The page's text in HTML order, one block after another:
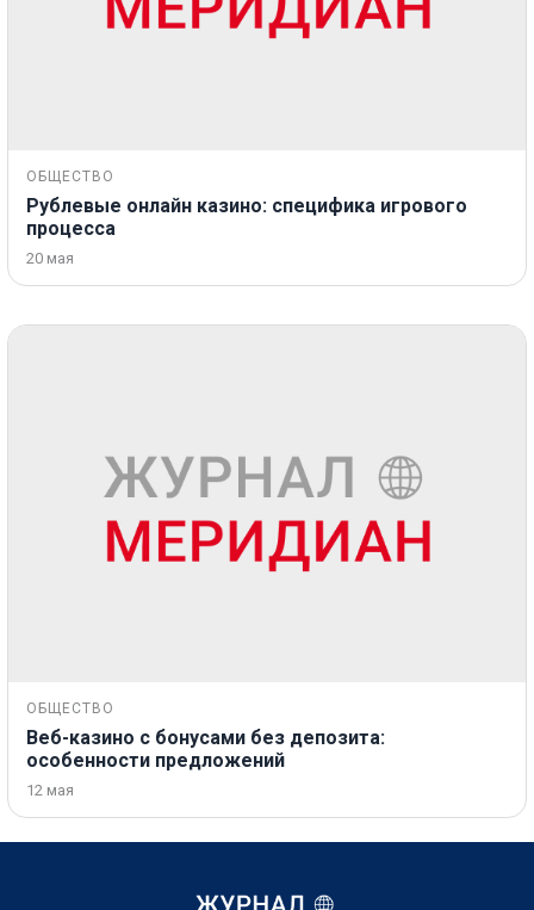
ОБЩЕСТВО
Рублевые онлайн казино: специфика игрового
процесса
20 мая
ОБЩЕСТВО
Веб-казино с бонусами без депозита:
особенности предложений
12 мая